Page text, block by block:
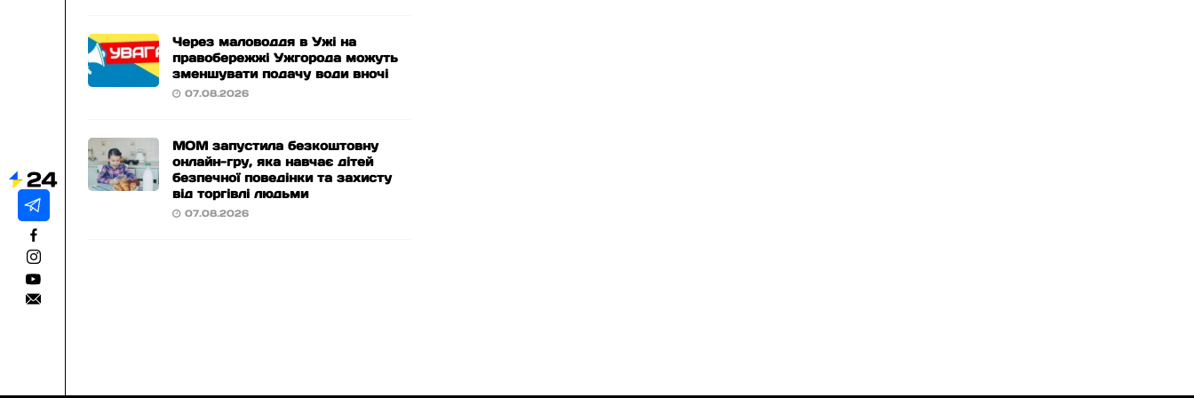
Через маловоддя в Ужі на
правобережжі Ужгорода можуть
зменшувати подачу води вночі
07.08.2026
МОМ запустила безкоштовну
онлайн-гру, яка навчає дітей
безпечної поведінки та захисту
від торгівлі людьми
07.08.2026